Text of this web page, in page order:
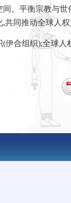
。平衡宗教与
,共同推动全球人
(伊合组织);全球人